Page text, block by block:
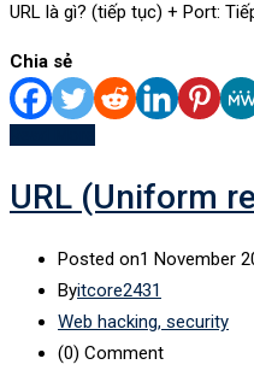
URL là gì? (tiếp tục) + Port:
Chia sẻ
URL (Uniform
Posted on1 November
Byitcore2431
Web hacking, security
(0) Comment